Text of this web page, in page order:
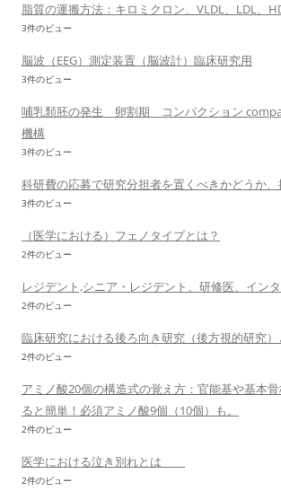
脂質の運搬方法：キロミクロン、VLDL、LDL、
3件のビュー
脳波（EEG）測定装置（脳波計）臨床研究用
3件のビュー
哺乳類胚の発生 卵割期 コンパクション
機構
3件のビュー
科研費の応募で研究分担者を置くべきかどうか、
3件のビュー
（医学における）フェノタイプとは？
2件のビュー
レジデント,シニア・レジデント、研修医、イン
2件のビュー
臨床研究における後ろ向き研究（後方視的研究）
2件のビュー
アミノ酸20個の構造式の覚え方：官能基や基本
ると簡単！必須アミノ酸9個（10個）も。
2件のビュー
医学における泣き別れとは
2件のビュー